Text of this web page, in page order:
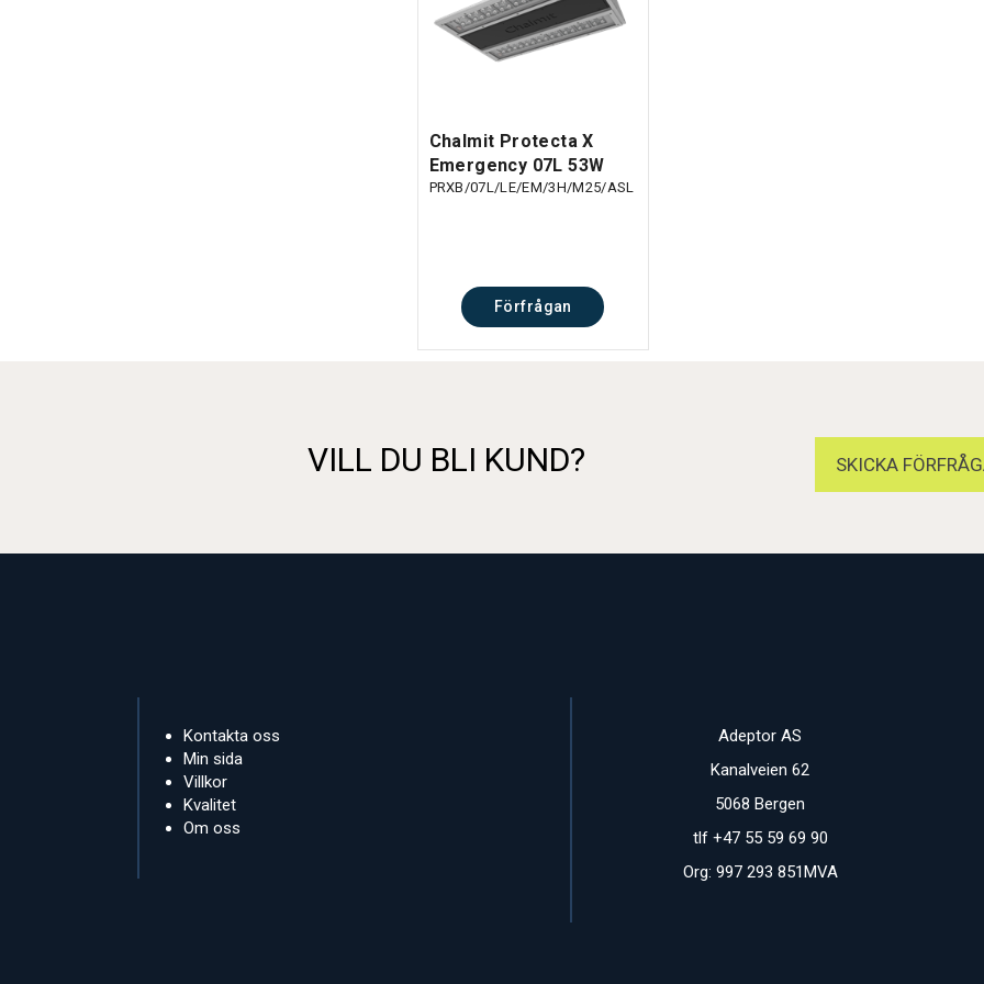
Chalmit Protecta X
Emergency 07L 53W
PRXB/07L/LE/EM/3H/M25/ASL
Förfrågan
VILL DU BLI KUND? SKICKA
Kontakta oss
Min sida
Villkor
Kvalitet
Om oss
Adeptor AS
Kanalveien 62
5068 Bergen
tlf +47 55 59 69 90
Org: 997 293 851MVA